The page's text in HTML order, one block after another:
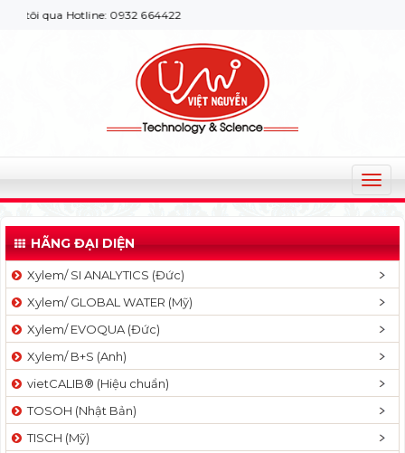
Hotline: 0932 664422
T
o
g
l
v
a
t
HÃNG ĐẠI DIỆN
Xylem/ SI ANALYTICS (Đức)
Xylem/ GLOBAL WATER (Mỹ)
Xylem/ EVOQUA (Đức)
Xylem/ B+S (Anh)
vietCALIB® (Hiệu chuẩn)
TOSOH (Nhật Bản)
TISCH (Mỹ)